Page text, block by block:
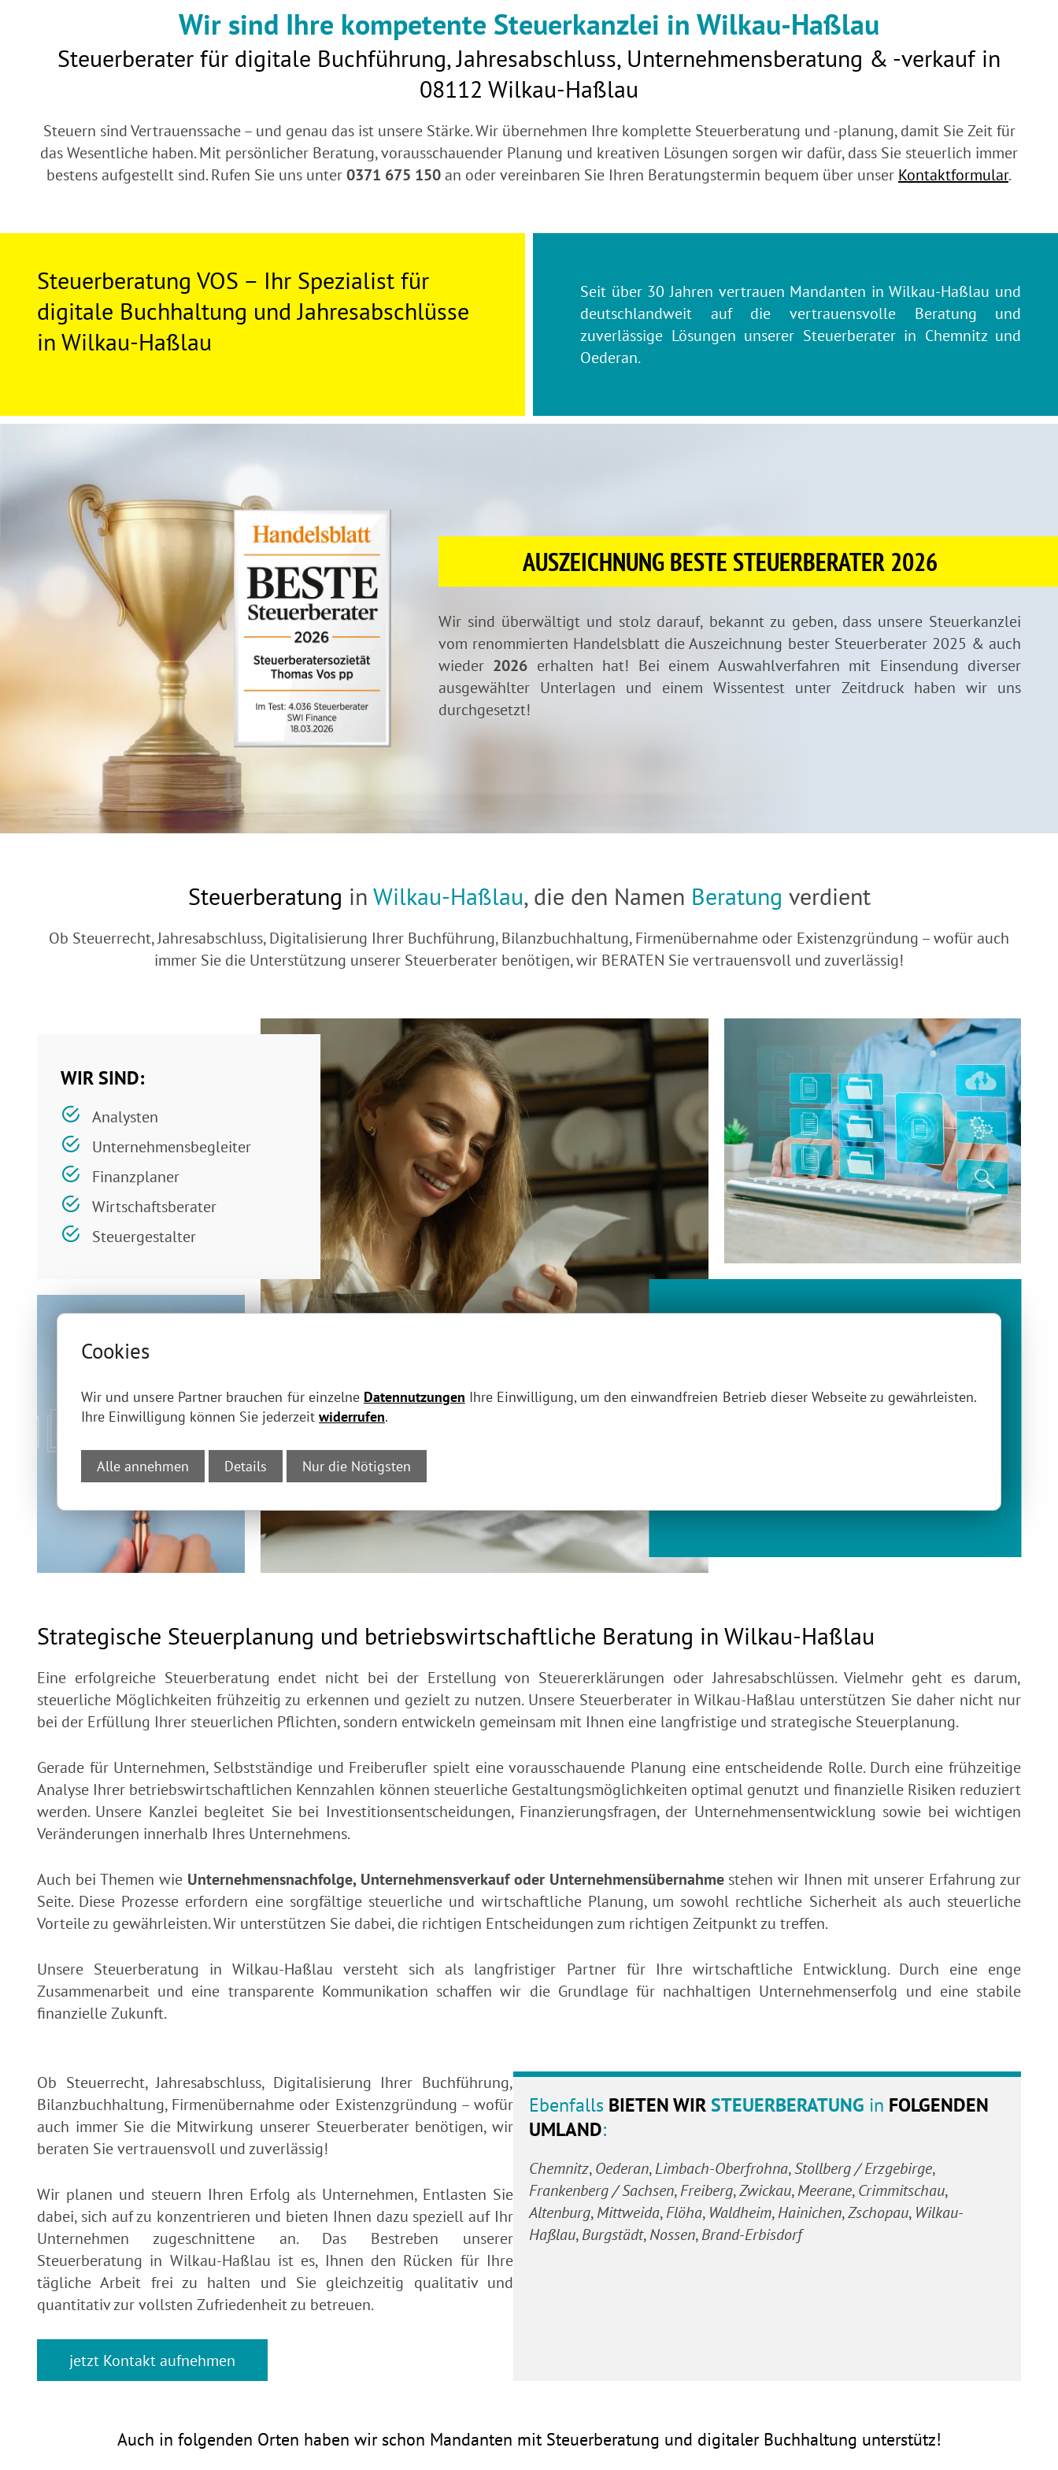
Wir sind Ihre kompetente Steuerkanzlei in Wilkau-Haßlau
Steuerberater für digitale Buchführung, Jahresabschluss, Unternehmensberatung & -verkauf in
08112 Wilkau-Haßlau
Steuern sind Vertrauenssache – und genau das ist unsere Stärke. Wir übernehmen Ihre komplette Steuerberatung und -planung, damit Sie Zeit für
das Wesentliche haben. Mit persönlicher Beratung, vorausschauender Planung und kreativen Lösungen sorgen wir dafür, dass Sie steuerlich immer
bestens aufgestellt sind. Rufen Sie uns unter0371 675 150an oder vereinbaren Sie Ihren Beratungstermin bequem über unser Kontaktformular.
Steuerberatung VOS – Ihr Spezialist für
digitale Buchhaltung und Jahresabschlüsse
in Wilkau-Haßlau
Seit über 30 Jahren vertrauen Mandanten in Wilkau-Haßlau und
deutschlandweit auf die vertrauensvolle Beratung und
zuverlässige Lösungen unserer Steuerberater in Chemnitz und
Oederan.
AUSZEICHNUNG BESTE STEUERBERATER 2026
Wir sind überwältigt und stolz darauf, bekannt zu geben, dass unsere Steuerkanzlei
vom renommierten Handelsblatt die Auszeichnung bester Steuerberater 2025 & auch
wieder 2026 erhalten hat! Bei einem Auswahlverfahren mit Einsendung diverser
ausgewählter Unterlagen und einem Wissentest unter Zeitdruck haben wir uns
durchgesetzt!
Steuerberatung in Wilkau-Haßlau, die den Namen Beratung verdient
Ob Steuerrecht, Jahresabschluss, Digitalisierung Ihrer Buchführung, Bilanzbuchhaltung, Firmenübernahme oder Existenzgründung – wofür auch
immer Sie die Unterstützung unserer Steuerberater benötigen, wir BERATEN Sie vertrauensvoll und zuverlässig!
WIR SIND:
Analysten
Unternehmensbegleiter
Finanzplaner
Wirtschaftsberater
Steuergestalter
Finanzbuchhaltung & Lohnbuchhaltung
Strategische Steuerplanung und betriebswirtschaftliche Beratung in Wilkau-Haßlau
Eine erfolgreiche Steuerberatung endet nicht bei der Erstellung von Steuererklärungen oder Jahresabschlüssen. Vielmehr geht es darum,
steuerliche Möglichkeiten frühzeitig zu erkennen und gezielt zu nutzen. Unsere Steuerberater in Wilkau-Haßlau unterstützen Sie daher nicht nur
bei der Erfüllung Ihrer steuerlichen Pflichten, sondern entwickeln gemeinsam mit Ihnen eine langfristige und strategische Steuerplanung.
Gerade für Unternehmen, Selbstständige und Freiberufler spielt eine vorausschauende Planung eine entscheidende Rolle. Durch eine frühzeitige
Analyse Ihrer betriebswirtschaftlichen Kennzahlen können steuerliche Gestaltungsmöglichkeiten optimal genutzt und finanzielle Risiken reduziert
werden. Unsere Kanzlei begleitet Sie bei Investitionsentscheidungen, Finanzierungsfragen, der Unternehmensentwicklung sowie bei wichtigen
Veränderungen innerhalb Ihres Unternehmens.
Auch bei Themen wie Unternehmensnachfolge, Unternehmensverkauf oder Unternehmensübernahmestehen wir Ihnen mit unserer Erfahrung zur
Seite. Diese Prozesse erfordern eine sorgfältige steuerliche und wirtschaftliche Planung, um sowohl rechtliche Sicherheit als auch steuerliche
Vorteile zu gewährleisten. Wir unterstützen Sie dabei, die richtigen Entscheidungen zum richtigen Zeitpunkt zu treffen.
Unsere Steuerberatung in Wilkau-Haßlau versteht sich als langfristiger Partner für Ihre wirtschaftliche Entwicklung. Durch eine enge
Zusammenarbeit und eine transparente Kommunikation schaffen wir die Grundlage für nachhaltigen Unternehmenserfolg und eine stabile
finanzielle Zukunft.
Ob Steuerrecht, Jahresabschluss, Digitalisierung Ihrer Buchführung,
Bilanzbuchhaltung, Firmenübernahme oder Existenzgründung – wofür
auch immer Sie die Mitwirkung unserer Steuerberater benötigen, wir
beraten Sie vertrauensvoll und zuverlässig!
Wir planen und steuern Ihren Erfolg als Unternehmen, Entlasten Sie
dabei, sich auf zu konzentrieren und bieten Ihnen dazu speziell auf Ihr
Unternehmen zugeschnittene an. Das Bestreben unserer
Steuerberatung in Wilkau-Haßlau ist es, Ihnen den Rücken für Ihre
tägliche Arbeit frei zu halten und Sie gleichzeitig qualitativ und
quantitativ zur vollsten Zufriedenheit zu betreuen.
jetzt Kontakt aufnehmen
Ebenfalls BIETEN WIRSTEUERBERATUNG in FOLGENDEN
UMLAND:
Chemnitz Oederan Limbach-Oberfrohna Stollberg / Erzgebirge
Frankenberg / Sachsen Freiberg Zwickau Meerane Crimmitschau
Altenburg Mittweida Flöha Waldheim Hainichen Zschopau Wilkau-
Haßlau Burgstädt Nossen Brand-Erbisdorf
Auch in folgenden Orten haben wir schon Mandanten mit Steuerberatung und digitaler Buchhaltung unterstütz!
Cookies
Wir und unsere Partner brauchen für einzelne Datennutzungen Ihre Einwilligung, um den einwandfreien Betrieb dieser Webseite zu gewährleisten.
Ihre Einwilligung können Sie jederzeit widerrufen.
Alle annehmen Details Nur die Nötigsten